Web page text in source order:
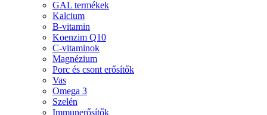
GAL termékek
Kalcium
B-vitamin
Koenzim Q10
C-vitaminok
Magnézium
Porc és csont erősítők
Vas
Omega 3
Szelén
Immunerősítők